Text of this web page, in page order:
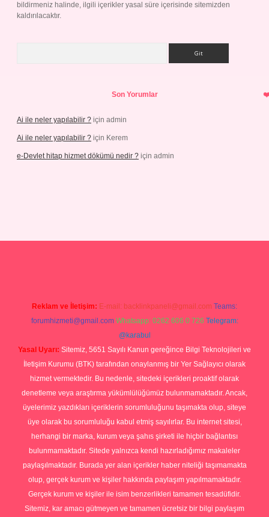
bildirmeniz halinde, ilgili içerikler yasal süre içerisinde sitemizden
kaldırılacaktır.
Son Yorumlar
Ai ile neler yapılabilir ? için admin
Ai ile neler yapılabilir ? için Kerem
e-Devlet hitap hizmet dökümü nedir ? için admin
Reklam ve İletişim: E-mail: backlinkpaneli@gmail.com Teams:
forumhizmeti@gmail.com Whatsapp: 0262 606 0 726 Telegram:
@karabul
Yasal Uyarı: Sitemiz, 5651 Sayılı Kanun gereğince Bilgi Teknolojileri ve
İletişim Kurumu (BTK) tarafından onaylanmış bir Yer Sağlayıcı olarak
hizmet vermektedir. Bu nedenle, sitedeki içerikleri proaktif olarak
denetleme veya araştırma yükümlülüğümüz bulunmamaktadır. Ancak,
üyelerimiz yazdıkları içeriklerin sorumluluğunu taşımakta olup, siteye
üye olarak bu sorumluluğu kabul etmiş sayılırlar. Bu internet sitesi,
herhangi bir marka, kurum veya şahıs şirketi ile hiçbir bağlantısı
bulunmamaktadır. Sitede yalnızca kendi hazırladığımız makaleler
paylaşılmaktadır. Burada yer alan içerikler haber niteliği taşımamakta
olup, gerçek kurum ve kişiler hakkında paylaşım yapılmamaktadır.
Gerçek kurum ve kişiler ile isim benzerlikleri tamamen tesadüfidir.
Sitemiz, kar amacı gütmeyen ve tamamen ücretsiz bir bilgi paylaşım